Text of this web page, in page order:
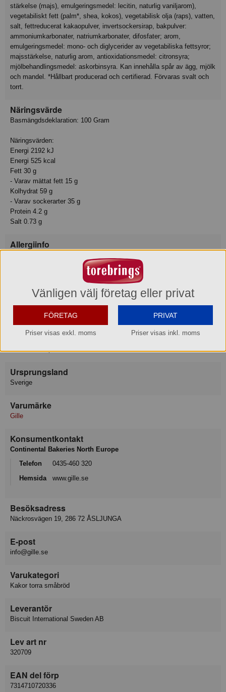
stärkelse (majs), emulgeringsmedel: lecitin, naturlig vaniljarom),
vegetabiliskt fett (palm*, shea, kokos), vegetabilisk olja (raps), vatten,
salt, fettreducerat kakaopulver, invertsockersirap, bakpulver:
ammoniumkarbonater, natriumkarbonater, difosfater; arom,
emulgeringsmedel: mono- och diglycerider av vegetabiliska fettsyror;
majsstärkelse, naturlig arom, antioxidationsmedel: citronsyra;
mjölbehandlingsmedel: askorbinsyra. Kan innehålla spår av ägg, mjölk
och mandel. *Hållbart producerad och certifierad. Förvaras svalt och
torrt.
Näringsvärde
Basmängdsdeklaration: 100 Gram
Näringsvärden:
Energi 2192 kJ
Energi 525 kcal
Fett 30 g
- Varav mättat fett 15 g
Kolhydrat 59 g
- Varav sockerarter 35 g
Protein 4.2 g
Salt 0.73 g
Allergiinfo
Innehåller:
Produkten innehåller det angivna allergenet.
Förvaring
Ursprungsland
Sverige
Varumärke
Gille
Konsumentkontakt
Continental Bakeries North Europe
Telefon
0435-460 320
Hemsida
www.gille.se
Besöksadress
Näckrosvägen 19, 286 72 ÅSLJUNGA
E-post
info@gille.se
Varukategori
Kakor torra småbröd
Leverantör
Biscuit International Sweden AB
Lev art nr
320709
EAN del förp
7314710720336
Vänligen välj företag eller privat
FÖRETAG
Priser visas exkl. moms
PRIVAT
Priser visas inkl. moms